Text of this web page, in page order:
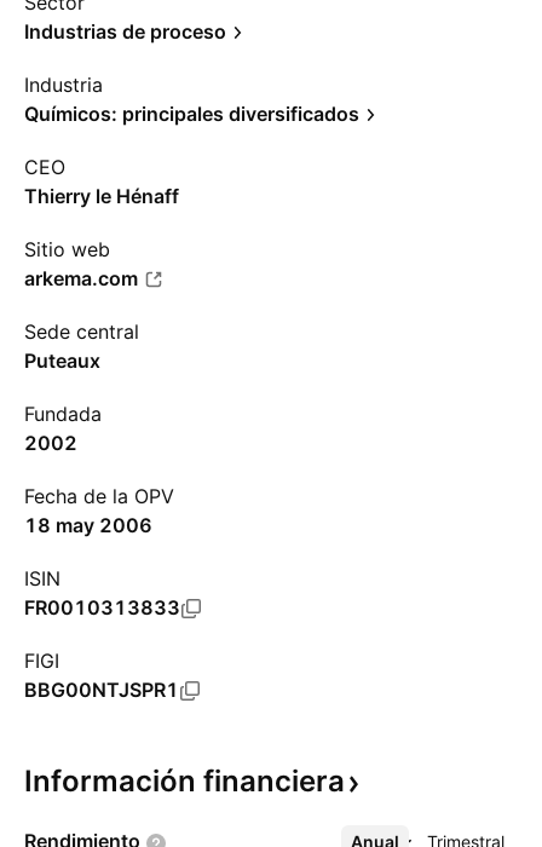
Industrias de proceso
Industria
Químicos: principales diversificados
CEO
Thierry le Hénaff
Sitio web
arkema.com
Sede central
Puteaux
Fundada
2002
Fecha de la OPV
18 may 2006
ISIN
FR0010313833
FIGI
BBG00NTJSPR1
Información financiera
Rendimiento Anual Trimestral
Más